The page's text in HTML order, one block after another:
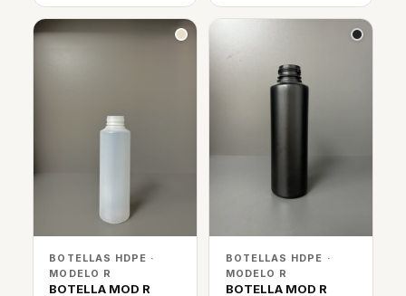
BOTELLAS HDPE ·
MODELO R
BOTELLA MOD R
BOTELLAS HDPE ·
MODELO R
BOTELLA MOD R